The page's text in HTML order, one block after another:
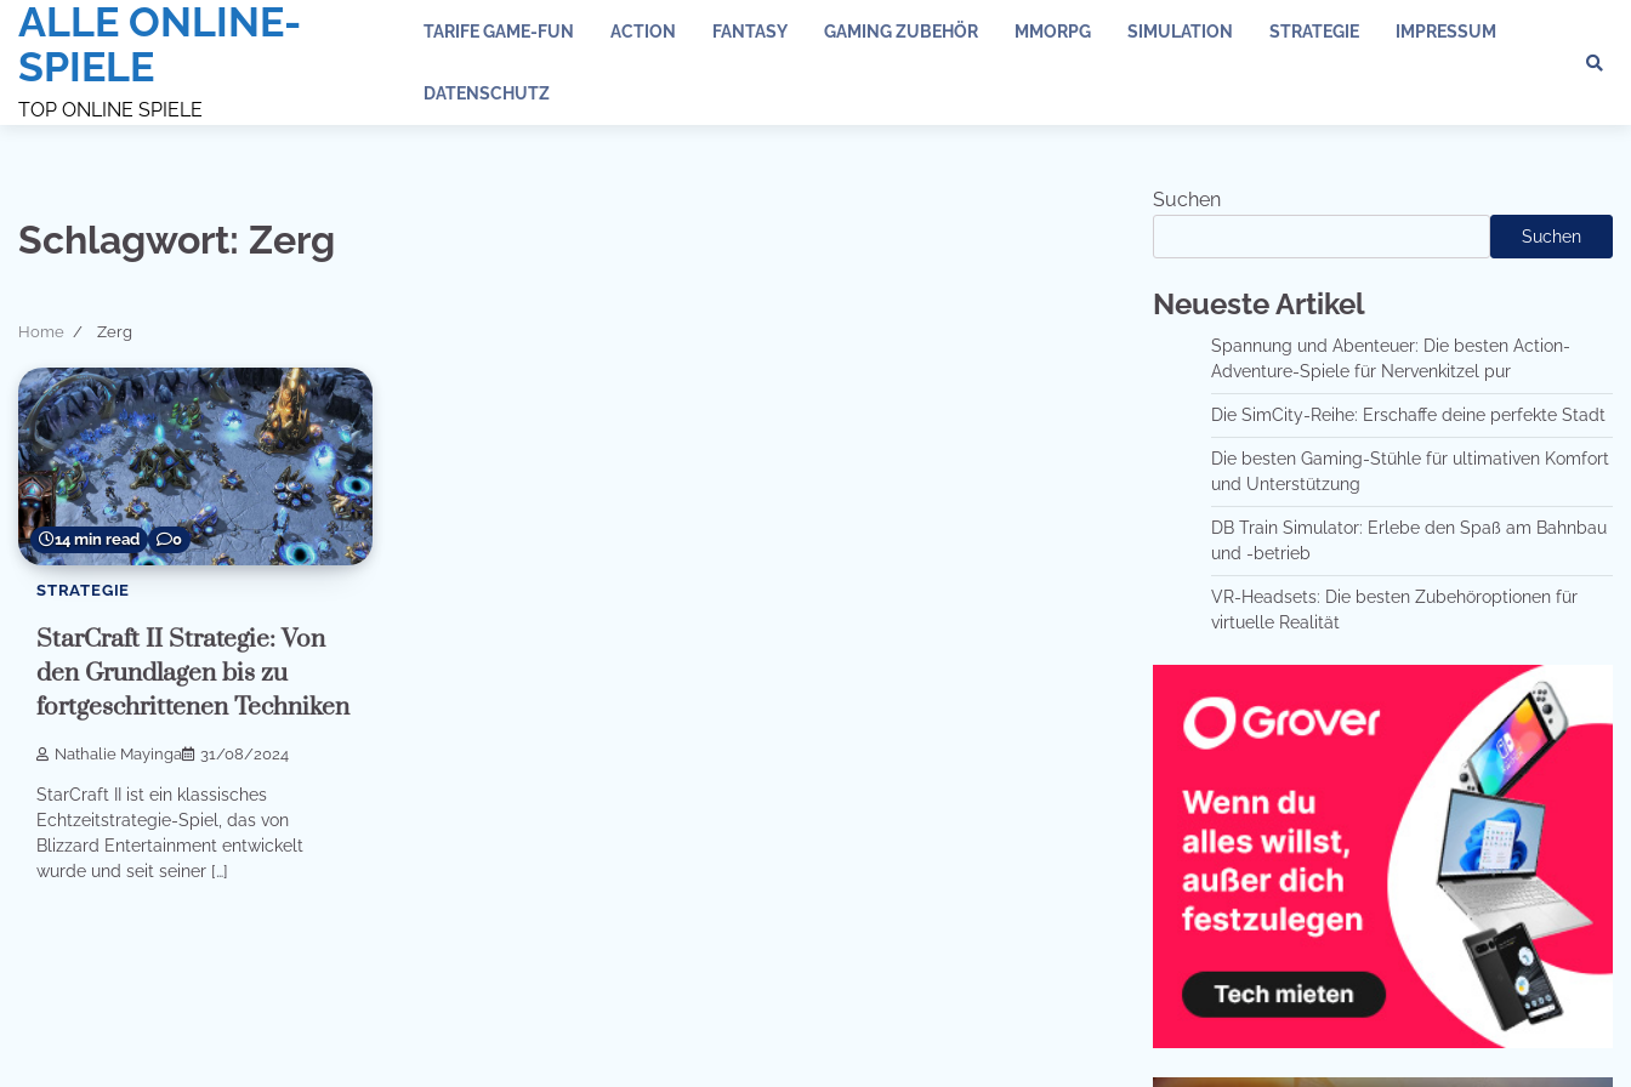
Skip
content
ALLE ONLINE-
SPIELE
TOP ONLINE SPIELE
TARIFE GAME-FUN ACTION FANTASY GAMING ZUBEHÖR MMORPG SIMULATION STRATEGIE IMPRESSUM
DATENSCHUTZ
Schlagwort: Zerg
Home Zerg
14 min read 0
STRATEGIE
StarCraft II Strategie: Von
den Grundlagen bis zu
fortgeschrittenen Techniken
Nathalie Mayinga 31/08/2024
StarCraft II ist ein klassisches
Echtzeitstrategie-Spiel, das von
Blizzard Entertainment entwickelt
wurde und seit seiner […]
Suchen
Suchen
Neueste Artikel
Spannung und Abenteuer: Die besten Action-
Adventure-Spiele für Nervenkitzel pur
Die SimCity-Reihe: Erschaffe deine perfekte Stadt
Die besten Gaming-Stühle für ultimativen Komfort
und Unterstützung
DB Train Simulator: Erlebe den Spaß am Bahnbau
und -betrieb
VR-Headsets: Die besten Zubehöroptionen für
virtuelle Realität